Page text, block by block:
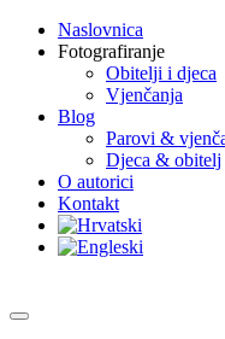
Naslovnica
Fotografiranje
Obitelji i djeca
Vjenčanja
Blog
Parovi &
Djeca & obitelj
O autorici
Kontakt